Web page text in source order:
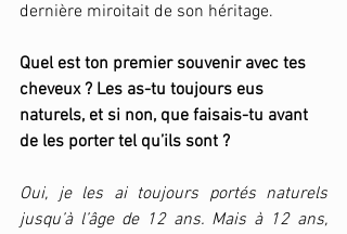
dernière miroitait de son héritage.
Quel est ton premier souvenir avec tes
cheveux ? Les as-tu toujours eus
naturels, et si non, que faisais-tu avant
de les porter tel qu’ils sont ?
Oui, je les ai toujours portés naturels
jusqu’à l’âge de 12 ans. Mais à 12 ans,